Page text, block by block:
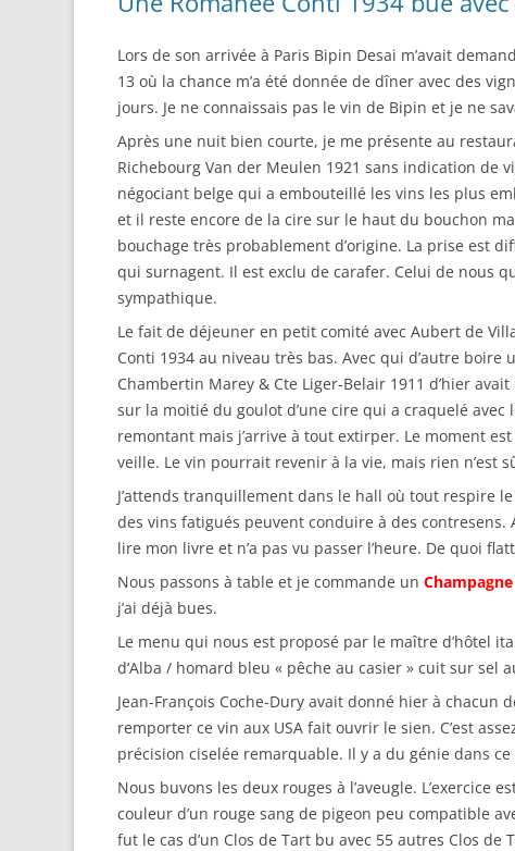
Lors de son arrivée à Paris Bipin Desai m’avait
13 où la chance m’a été donnée de dîner avec des
jours. Je ne connaissais pas le vin de Bipin et je ne
Après une nuit bien courte, je me présente au
Richebourg Van der Meulen 1921 sans indication
négociant belge qui a embouteillé les vins les plus
et il reste encore de la cire sur le haut du bouchon
bouchage très probablement d’origine. La prise est
qui surnagent. Il est exclu de carafer. Celui de nous
sympathique.
Le fait de déjeuner en petit comité avec Aubert de
Conti 1934 au niveau très bas. Avec qui d’autre
Chambertin Marey & Cte Liger-Belair 1911 d’hier
sur la moitié du goulot d’une cire qui a craquelé
remontant mais j’arrive à tout extirper. Le moment
veille. Le vin pourrait revenir à la vie, mais rien n’est
J’attends tranquillement dans le hall où tout respire
des vins fatigués peuvent conduire à des
lire mon livre et n’a pas vu passer l’heure. De quoi
Nous passons à table et je commande un
j’ai déjà bues.
Le menu qui nous est proposé par le maître d’hôtel
d’Alba / homard bleu « pêche au casier » cuit sur
Jean-François Coche-Dury avait donné hier à chacun
remporter ce vin aux USA fait ouvrir le sien. C’est
précision ciselée remarquable. Il y a du génie dans
Nous buvons les deux rouges à l’aveugle.
couleur d’un rouge sang de pigeon peu compatible
fut le cas d’un Clos de Tart bu avec 55 autres Clos